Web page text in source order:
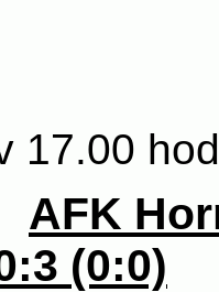
17.00
AFK
(0:0)